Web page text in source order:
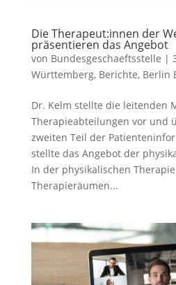
Die Therapeut:innen der
präsentieren das Angebot
von Bundesgeschaeftsstelle |
Württemberg, Berichte, Berlin
Dr. Kelm stellte die leitenden
Therapieabteilungen vor und
zweiten Teil der
stellte das Angebot der
In der physikalischen
Therapieräumen...